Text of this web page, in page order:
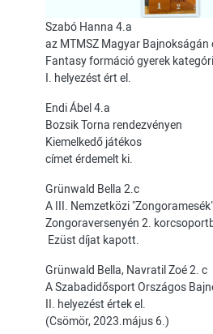
Szabó Hanna 4.a
az MTMSZ Magyar
Fantasy formáció gyerek
I. helyezést ért el.
Endi Ábel 4.a
Bozsik Torna rendezvényen
Kiemelkedő játékos
címet érdemelt ki.
Grünwald Bella 2.c
A III. Nemzetközi
Zongoraversenyén 2.
Ezüst díjat kapott.
Grünwald Bella, Navratil Zoé 2. c
A Szabadidősport Országos
II. helyezést értek el.
(Csömör, 2023.május 6.)